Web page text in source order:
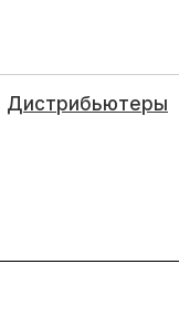
Дистрибьютеры